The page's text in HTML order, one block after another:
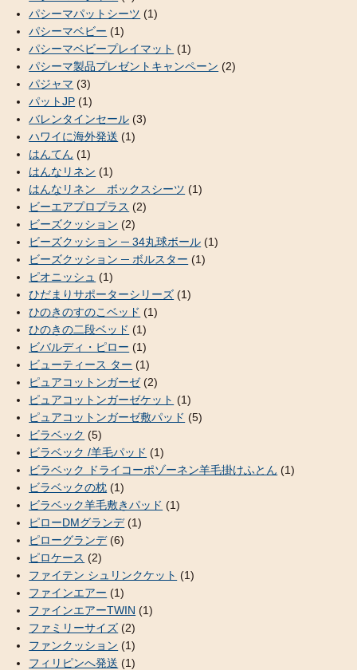
パシーマパットシーツ (1)
パシーマベビー (1)
パシーマベビープレイマット (1)
パシーマ製品プレゼントキャンペーン (2)
パジャマ (3)
パットJP (1)
バレンタインセール (3)
ハワイに海外発送 (1)
はんてん (1)
はんなリネン (1)
はんなリネン ボックスシーツ (1)
ビーエアプロプラス (2)
ビーズクッション (2)
ビーズクッション ─ 34丸球ボール (1)
ビーズクッション ─ ボルスター (1)
ピオニッシュ (1)
ひだまりサポーターシリーズ (1)
ひのきのすのこベッド (1)
ひのきの二段ベッド (1)
ビバルディ・ピロー (1)
ビューティース ター (1)
ピュアコットンガーゼ(2)
ピュアコットンガーゼケット (1)
ピュアコットンガーゼ敷パッド (5)
ビラベック (5)
ビラベック /羊毛パッド (1)
ビラベック ドライコーポゾーネン羊毛掛けふとん (1)
ビラベックの枕 (1)
ビラベック羊毛敷きパッド (1)
ピローDMグランデ(1)
ピローグランデ(6)
ピロケース (2)
ファイテン シュリンクケット (1)
ファインエアー (1)
ファインエアーTWIN (1)
ファミリーサイズ (2)
ファンクッション (1)
フィリピンへ発送 (1)